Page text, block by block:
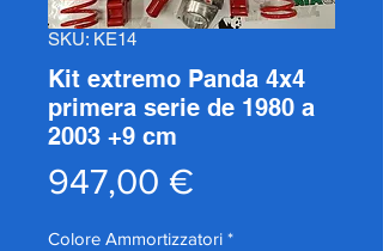
SKU: KE14
Kit extremo Panda 4x4
primera serie de 1980 a
2003 +9 cm
947,00 €
Colore Ammortizzatori *